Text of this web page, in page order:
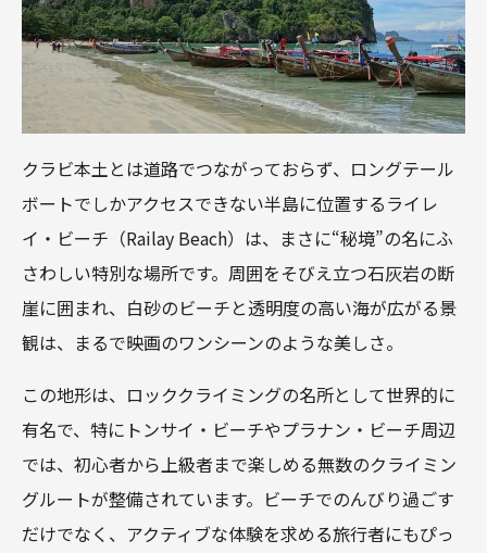
クラビ本土とは道路でつながっておらず、ロングテール
ボートでしかアクセスできない半島に位置するライレ
イ・ビーチ（Railay Beach）は、まさに“秘境”の名にふ
さわしい特別な場所です。周囲をそびえ立つ石灰岩の断
崖に囲まれ、白砂のビーチと透明度の高い海が広がる景
観は、まるで映画のワンシーンのような美しさ。
この地形は、ロッククライミングの名所として世界的に
有名で、特にトンサイ・ビーチやプラナン・ビーチ周辺
では、初心者から上級者まで楽しめる無数のクライミン
グルートが整備されています。ビーチでのんびり過ごす
だけでなく、アクティブな体験を求める旅行者にもぴっ